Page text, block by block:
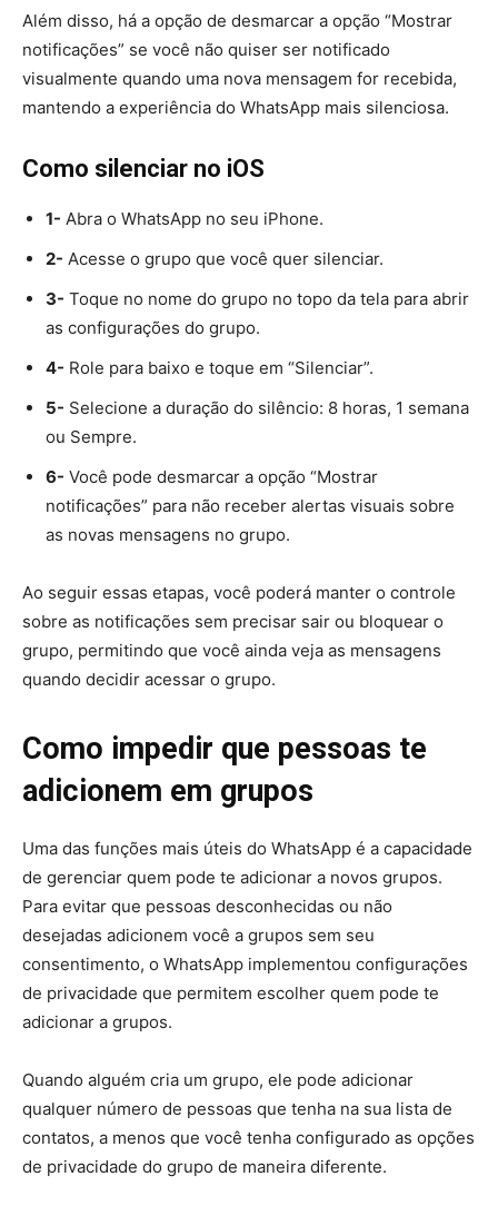
Além disso, há a opção de desmarcar a opção “Mostrar
notificações” se você não quiser ser notificado
visualmente quando uma nova mensagem for recebida,
mantendo a experiência do WhatsApp mais silenciosa.
Como silenciar no iOS
1- Abra o WhatsApp no seu iPhone.
2- Acesse o grupo que você quer silenciar.
3- Toque no nome do grupo no topo da tela para abrir
as configurações do grupo.
4- Role para baixo e toque em “Silenciar”.
5- Selecione a duração do silêncio: 8 horas, 1 semana
ou Sempre.
6- Você pode desmarcar a opção “Mostrar
notificações” para não receber alertas visuais sobre
as novas mensagens no grupo.
Ao seguir essas etapas, você poderá manter o controle
sobre as notificações sem precisar sair ou bloquear o
grupo, permitindo que você ainda veja as mensagens
quando decidir acessar o grupo.
Como impedir que pessoas te
adicionem em grupos
Uma das funções mais úteis do WhatsApp é a capacidade
de gerenciar quem pode te adicionar a novos grupos.
Para evitar que pessoas desconhecidas ou não
desejadas adicionem você a grupos sem seu
consentimento, o WhatsApp implementou configurações
de privacidade que permitem escolher quem pode te
adicionar a grupos.
Quando alguém cria um grupo, ele pode adicionar
qualquer número de pessoas que tenha na sua lista de
contatos, a menos que você tenha configurado as opções
de privacidade do grupo de maneira diferente.